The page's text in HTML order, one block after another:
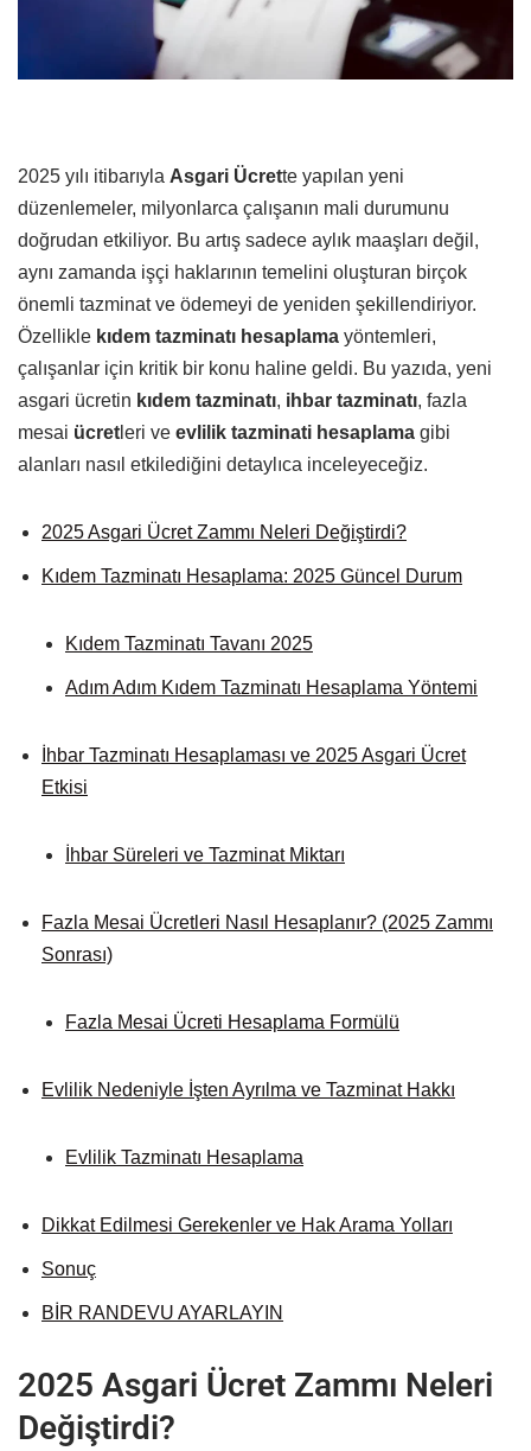
2025 yılı itibarıyla Asgari Ücrette yapılan yeni
düzenlemeler, milyonlarca çalışanın mali durumunu
doğrudan etkiliyor. Bu artış sadece aylık maaşları değil,
aynı zamanda işçi haklarının temelini oluşturan birçok
önemli tazminat ve ödemeyi de yeniden şekillendiriyor.
Özellikle kıdem tazminatı hesaplama yöntemleri,
çalışanlar için kritik bir konu haline geldi. Bu yazıda, yeni
asgari ücretin kıdem tazminatı, ihbar tazminatı, fazla
mesai ücret leri ve evlilik tazminati hesaplama gibi
alanları nasıl etkilediğini detaylıca inceleyeceğiz.
2025 Asgari Ücret Zammı Neleri Değiştirdi?
Kıdem Tazminatı Hesaplama: 2025 Güncel Durum
Kıdem Tazminatı Tavanı 2025
Adım Adım Kıdem Tazminatı Hesaplama Yöntemi
İhbar Tazminatı Hesaplaması ve 2025 Asgari Ücret
Etkisi
İhbar Süreleri ve Tazminat Miktarı
Fazla Mesai Ücretleri Nasıl Hesaplanır? (2025 Zammı
Sonrası)
Fazla Mesai Ücreti Hesaplama Formülü
Evlilik Nedeniyle İşten Ayrılma ve Tazminat Hakkı
Evlilik Tazminatı Hesaplama
Dikkat Edilmesi Gerekenler ve Hak Arama Yolları
Sonuç
BİR RANDEVU AYARLAYIN
2025 Asgari Ücret Zammı Neleri
Değiştirdi?